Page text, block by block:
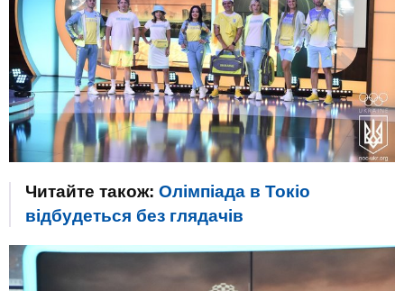
Читайте також: Олімпіада в Токіо
відбудеться без глядачів